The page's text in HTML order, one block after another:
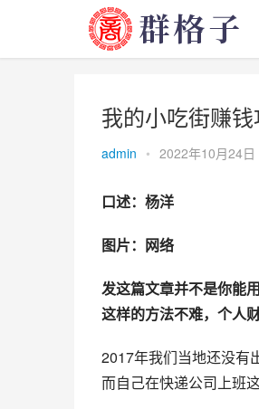
我的小吃街赚
admin • 2022年10月24日
口述：杨洋
图片：网络
发这篇文章并不是你能
这样的方法不难，个人
2017年我们当地还没有
而自己在快递公司上班